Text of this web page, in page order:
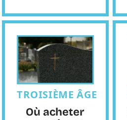
TROISIÈME ÂGE
Où acheter